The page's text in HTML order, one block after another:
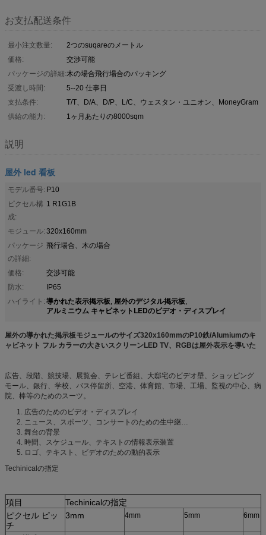
お支払配送条件
最小注文数量:
2つのsuqareのメートル
価格:
交渉可能
パッケージの詳細:木の場合飛行場合のパッキング
受渡し時間:
5--20 仕事日
支払条件:
T/T、D/A、D/P、L/C、ウェスタン・ユニオン、MoneyGram
供給の能力:
1ヶ月あたりの8000sqm
説明
屋外 led 看板
モデル番号: P10
ピクセル構
成:
1 R1G1B
モジュール: 320x160mm
パッケージ
の詳細:
飛行場合、木の場合
価格:
交渉可能
防水:
IP65
ハイライト: 導かれた表示掲示板, 屋外のデジタル掲示板,
アルミニウム キャビネットLEDのビデオ・ディスプレイ
屋外の導かれた掲示板モジュールのサイズ320x160mmのP10鉄/Alumiumのキ
ャビネット フル カラーの大きいスクリーンLED TV、RGBは屋外表示を導いた
広告、段階、競技場、展覧会、テレビ番組、大邸宅のビデオ壁、ショッピング
モール、銀行、学校、バス停留所、空港、体育館、市場、工場、監視の中心、病
院、棒等のためのスーツ。
1. 広告のためのビデオ・ディスプレイ
2. ニュース、スポーツ、コンサートのための生中継…
3. 舞台の背景
4. 時間、スケジュール、テキストの情報表示装置
5. ロゴ、テキスト、ビデオのための動的表示
Techinicalの指定
項目
Techinicalの指定
ピクセル ピッ
チ
3mm 4mm 5mm 6mm